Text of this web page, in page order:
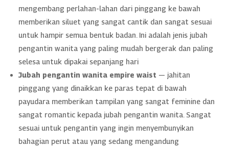
mengembang perlahan-lahan dari pinggang ke bawah
memberikan siluet yang sangat cantik dan sangat sesuai
untuk hampir semua bentuk badan. Ini adalah jenis jubah
pengantin wanita yang paling mudah bergerak dan paling
selesa untuk dipakai sepanjang hari
Jubah pengantin wanita empire waist — jahitan
pinggang yang dinaikkan ke paras tepat di bawah
payudara memberikan tampilan yang sangat feminine dan
sangat romantic kepada jubah pengantin wanita. Sangat
sesuai untuk pengantin yang ingin menyembunyikan
bahagian perut atau yang sedang mengandung